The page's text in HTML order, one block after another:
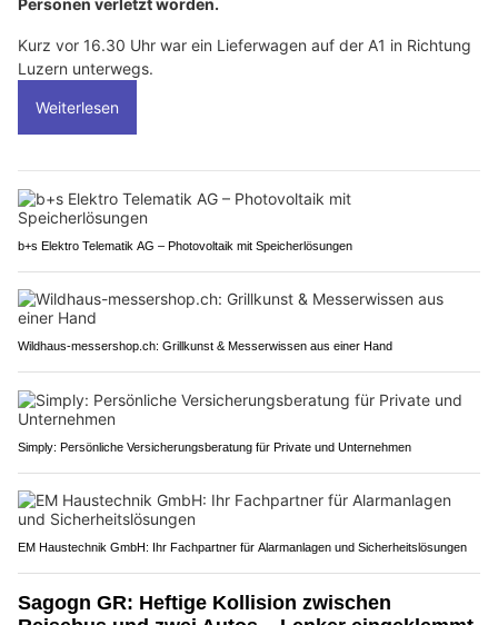
Personen verletzt worden.
Kurz vor 16.30 Uhr war ein Lieferwagen auf der A1 in Richtung
Luzern unterwegs.
Weiterlesen
b+s Elektro Telematik AG – Photovoltaik mit Speicherlösungen
Wildhaus-messershop.ch: Grillkunst & Messerwissen aus einer Hand
Simply: Persönliche Versicherungsberatung für Private und Unternehmen
EM Haustechnik GmbH: Ihr Fachpartner für Alarmanlagen und Sicherheitslösungen
Sagogn GR: Heftige Kollision zwischen